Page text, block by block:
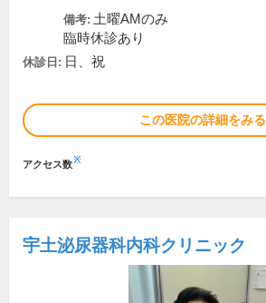
備考: 土曜AMのみ
臨時休診あり
休診日: 日、祝
この医院の詳細をみる
アクセス数※
宇土泌尿器科内科クリニック